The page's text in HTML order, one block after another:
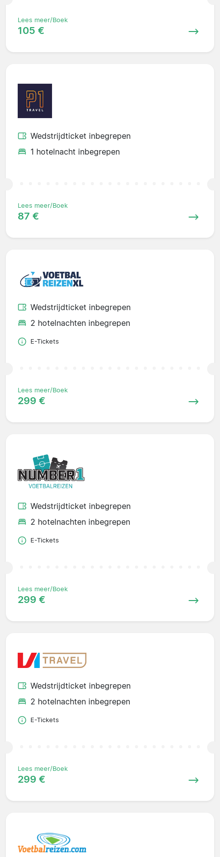
Lees meer/Boek
105 €
Wedstrijdticket inbegrepen
1 hotelnacht inbegrepen
Lees meer/Boek
87 €
Wedstrijdticket inbegrepen
2 hotelnachten inbegrepen
E-Tickets
Lees meer/Boek
299 €
Wedstrijdticket inbegrepen
2 hotelnachten inbegrepen
E-Tickets
Lees meer/Boek
299 €
Wedstrijdticket inbegrepen
2 hotelnachten inbegrepen
E-Tickets
Lees meer/Boek
299 €